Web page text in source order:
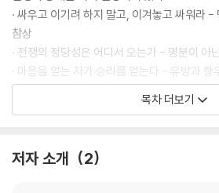
· 싸우고 이기려 하지 말고, 이겨놓고 싸워라 -
참상
· 전쟁의 정당성은 어디서 오는가 - 명분이 아
· 마음을 얻는 자가 승리를 얻는다 - 유방과 항
· 사람의 뜻이 곧 하늘의 뜻이다 - 민심으로 천
· 실력을 숨겨 판을 흔들어라 - 무능을 가장한
목차 더보기
저자 소개 2